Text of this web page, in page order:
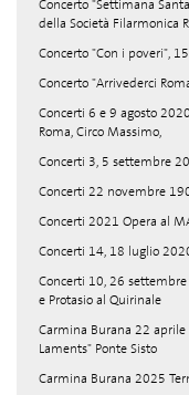
Concerto "Settimana
della Società Filarmonica
Concerto "Con i poveri",
Concerto "Arrivederci
Concerti 6 e 9 agosto
Roma, Circo Massimo,
Concerti 3, 5 settembre
Concerti 22 novembre
Concerti 2021 Opera al
Concerti 14, 18 luglio
Concerti 10, 26
e Protasio al Quirinale
Carmina Burana 22
Laments" Ponte Sisto
Carmina Burana 2025